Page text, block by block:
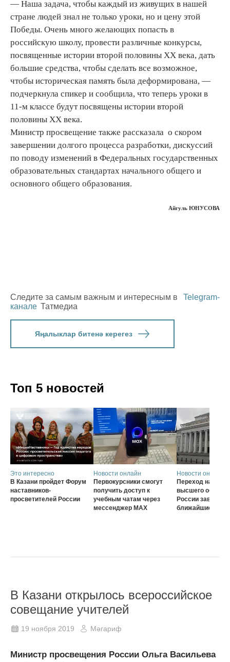
— Наша задача, чтобы каждый из живущих в нашей
стране людей знал не только уроки, но и цену этой
Победы. Очень много желающих попасть в
российскую школу, провести различные конкурсы,
посвященные истории второй половины XX века, дать
большие средства, чтобы сделать все возможное,
чтобы историческая память была деформирована, —
подчеркнула спикер и сообщила, что теперь уроки в
11-м классе будут посвящены истории второй
половины XX века.
Министр просвещение также рассказала о скором
завершении долгого процесса разработки, дискуссий
по поводу изменений в Федеральных государственных
образовательных стандартах начального общего и
основного общего образования.
Айгуль ЮНУСОВА
Следите за самым важным и интересным в
Telegram-
канале Татмедиа
Яңалыклар битенә керегез
Топ 5 новостей
Это интересно
В Казани пройдет Форум
наставников-
просветителей России
Новости онлайн
Первокурсники смогут
получить доступ к
учебным чатам через
мессенджер MAX
Новости онлайн
Переход на
высшего
России
ближайшие три
В Казани открылось всероссийское
совещание учителей
19 ноября 2019 Мәгариф
Министр просвещения России Ольга Васильева